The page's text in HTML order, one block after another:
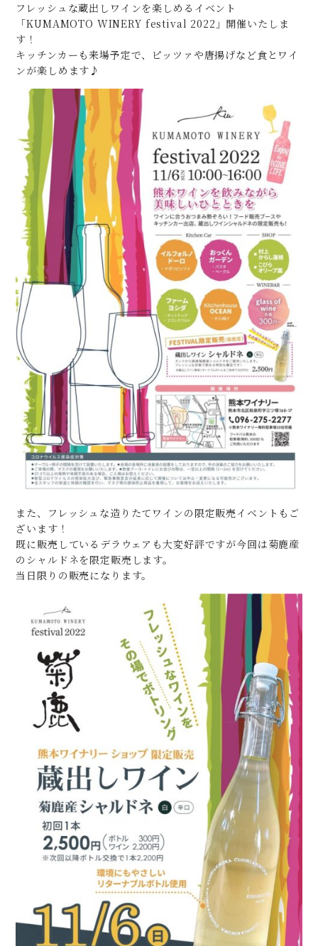
フレッシュな蔵出しワインを楽しめるイベント
「KUMAMOTO WINERY festival 2022」開催いたしま
す！
キッチンカーも来場予定で、ピッツァや唐揚げなど食とワイ
ンが楽しめます♪
また、フレッシュな造りたてワインの限定販売イベントもご
ざいます！
既に販売しているデラウェアも大変好評ですが今回は菊鹿産
のシャルドネを限定販売します。
当日限りの販売になります。